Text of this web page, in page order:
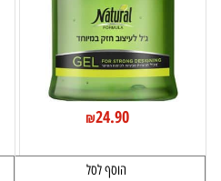
₪24.90
הוסף לסל